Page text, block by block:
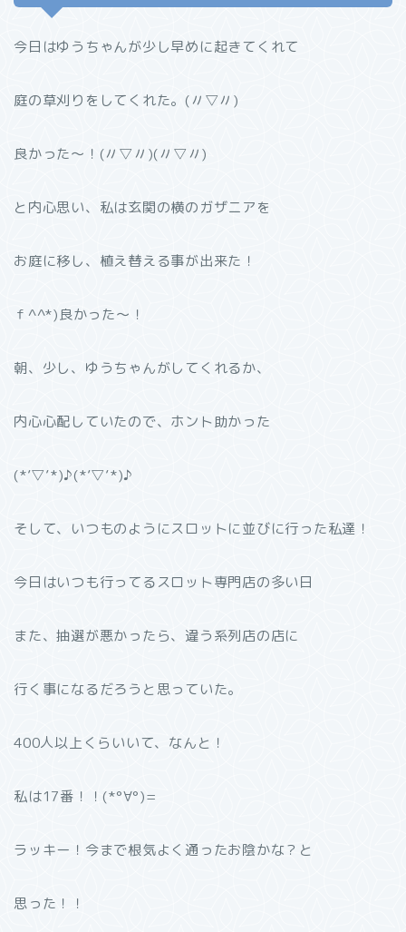
今日はゆうちゃんが少し早めに起きてくれて
庭の草刈りをしてくれた。(〃▽〃)
良かった〜！(〃▽〃)(〃▽〃)
と内心思い、私は玄関の横のガザニアを
お庭に移し、植え替える事が出来た！
ｆ^^*)良かった〜！
朝、少し、ゆうちゃんがしてくれるか、
内心心配していたので、ホント助かった
(*’▽’*)♪(*’▽’*)♪
そして、いつものようにスロットに並びに行った私達！
今日はいつも行ってるスロット専門店の多い日
また、抽選が悪かったら、違う系列店の店に
行く事になるだろうと思っていた。
400人以上くらいいて、なんと！
私は17番！！(*°∀°)=
ラッキー！今まで根気よく通ったお陰かな？と
思った！！